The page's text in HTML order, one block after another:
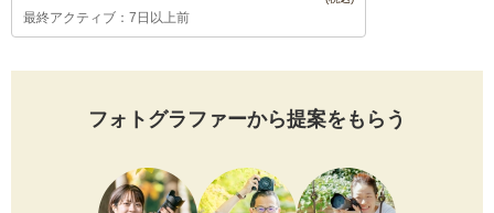
最終アクティブ：7日以上前
フォトグラファーから提案をもらう